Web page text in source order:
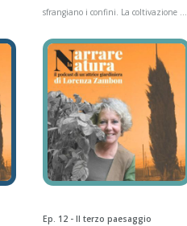
sfrangiano i confini. La coltivazione ...
Ep. 12 - Il terzo paesaggio